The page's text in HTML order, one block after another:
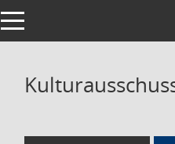
Toggle navigation